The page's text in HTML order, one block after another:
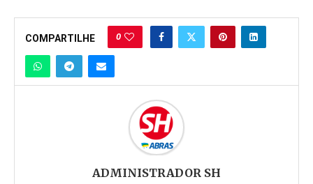
COMPARTILHE 0
ADMINISTRADOR SH